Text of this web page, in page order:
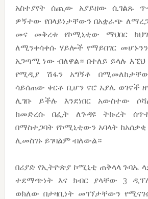
አስተያየት ሰጪው አያይዘው ሲገልጹ
ዎኝተው የበላይነታቸውን በአቋራጭ
መና መቅረቱ የኮሚኒቲው ማህበር
ለሚንቀሳቀሱ ሃይሎች የማይበገር
አጋጣሚ ነው ብለዋል። በተለይ ይላሉ እኚህ
የሚዲያ ሽፋን አግኝቶ
ሳይሰጠው ቀርቶ ቢሆን ኖሮ አያሌ ወገኖች
ሊገቡ ይችሉ እንደነበር አውስተው
ከመድረሱ በፌት ለጉዳዩ ትኩረት
በማስተጋባት የኮሚኒቲውን አባላት
ሊመስገኑ ይገባልም ብለውል።
በሪያድ የኢትዮጵያ ኮሚኒቲ ጠቅላላ ጉባኤ
ተደማጭነት እና ክብር ያላቸው 3
ወክለው በታዛቢነት መገኘታቸውን